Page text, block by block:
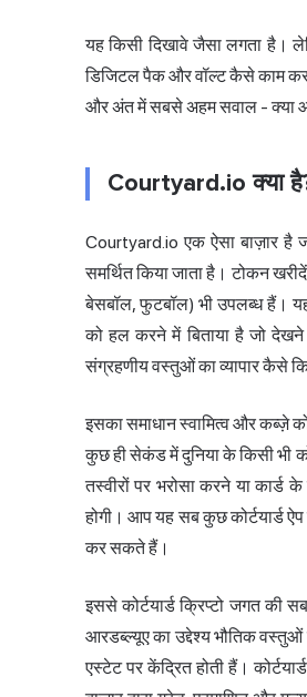
यह किसी दिखावे जैसा लगता है।
डिजिटल पैक और वॉल्ट कैसे काम
और अंत में सबसे अहम सवाल - क्या
Courtyard.io क्या
Courtyard.io एक ऐसा बाज़ार है
समर्थित किया जाता है। टोकन
बेसबॉल, फुटबॉल) भी उपलब्ध हैं।
को हल करने में बिताया है जो देखने
संग्रहणीय वस्तुओं का व्यापार कैसे
इसका समाधान स्वामित्व और कब्ज़े
कुछ ही सेकंड में दुनिया के किसी भी
तस्वीरों पर भरोसा करने या
होगी। आप यह सब कुछ कोर्टयार्ड
कर सकते हैं।
इससे कोर्टयार्ड क्रिप्टो जगत की
आरडब्ल्यूए का उद्देश्य भौतिक
एस्टेट पर केंद्रित होती हैं।